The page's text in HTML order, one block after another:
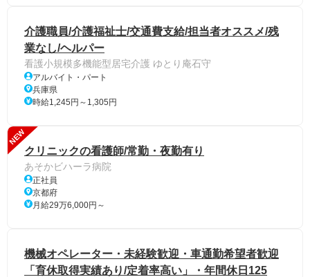
介護職員/介護福祉士/交通費支給/担当者オススメ/残
業なし/ヘルパー
看護小規模多機能型居宅介護 ゆとり庵石守
アルバイト・パート
兵庫県
時給1,245円～1,305円
NEW
クリニックの看護師/常勤・夜勤有り
あそかビハーラ病院
正社員
京都府
月給29万6,000円～
機械オペレーター・未経験歓迎・車通勤希望者歓迎
「育休取得実績あり/定着率高い」・年間休日125